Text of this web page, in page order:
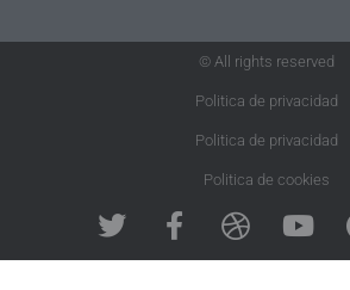
© All rights reserved
Politica de privacidad
Politica de privacidad
Politica de cookies